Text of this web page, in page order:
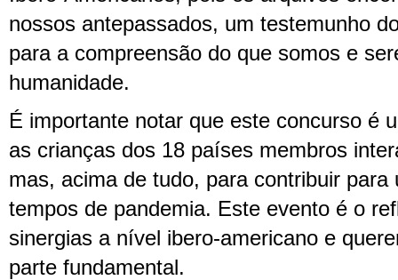
nossos antepassados, um testemunho
para a compreensão do que somos e
humanidade.
É importante notar que este concurso é
as crianças dos 18 países membros
mas, acima de tudo, para contribuir para
tempos de pandemia. Este evento é o
sinergias a nível ibero-americano e
parte fundamental.